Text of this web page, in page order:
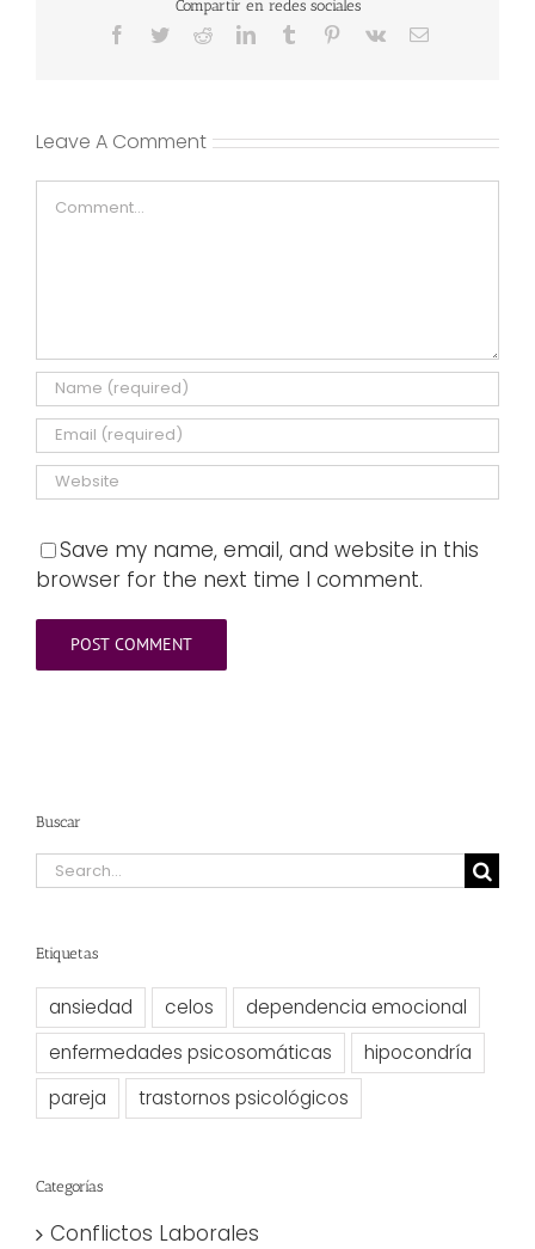
Compartir en redes sociales
Facebook
TwitterRedditLinkedInTumblr Pinterest
Vk Email
Leave A Comment
Save my name, email, and website in this
browser for the next time I comment.
Buscar
Search
for:
Etiquetas
ansiedad celos
dependencia emocional
enfermedades psicosomáticas
hipocondría
pareja
trastornos psicológicos
Categorías
Conflictos Laborales